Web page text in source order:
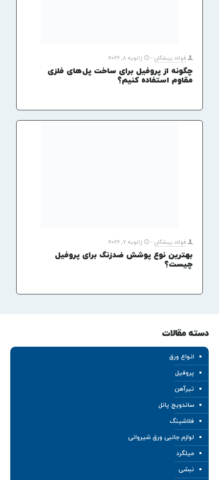
فولاد پیشگان - ژانویه 8, 2026
چگونه از پروفیل برای ساخت پل‌های فلزی
مقاوم استفاده کنیم؟
فولاد پیشگان - ژانویه 7, 2026
بهترین نوع پوشش ضدزنگ برای پروفیل
چیست؟
دسته مقالات
انواع ورق
پروفیل
تیرآهن
ساندویچ پانل
فلاشینگ
لوازم جانبی ورق شیروانی
میلگرد
نبشی